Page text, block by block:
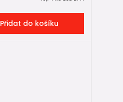
Přidat do košíku